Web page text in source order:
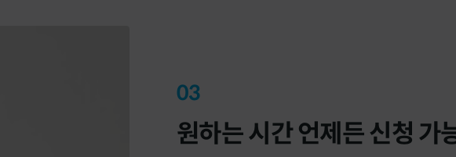
원하는 시간 언제든 신청 가